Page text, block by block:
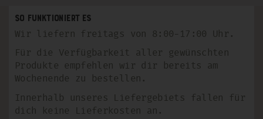
So funktioniert es
Wir liefern freitags von 8:00-17:00 Uhr.
Für die Verfügbarkeit aller gewünschten
Produkte empfehlen wir dir bereits am
Wochenende zu bestellen.
Innerhalb unseres Liefergebiets fallen für
dich keine Lieferkosten an.